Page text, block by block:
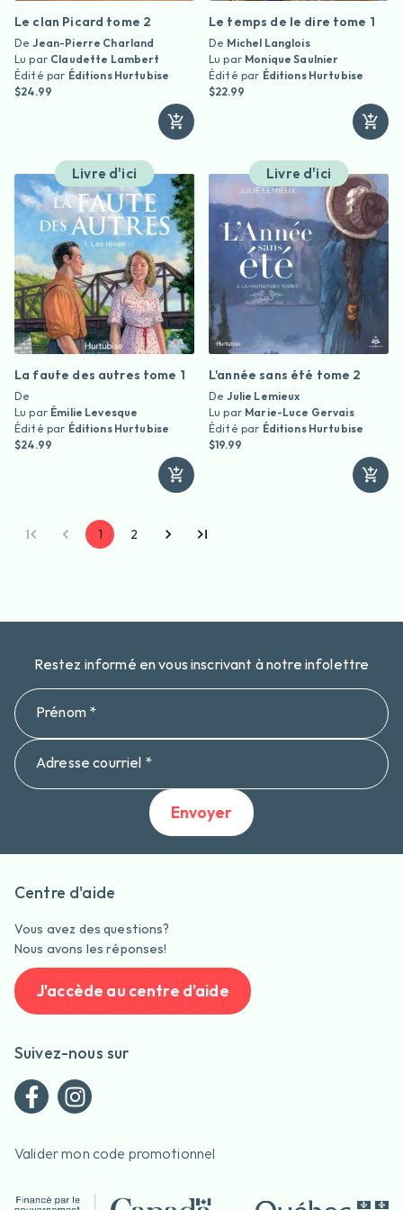
Le clan Picard tome 2
DeJean-Pierre Charland
Lu par Claudette Lambert
Édité par Éditions Hurtubise
$24.99
Le temps de le dire tome 1
De Michel Langlois
Lu par Monique Saulnier
Édité par Éditions Hurtubise
$22.99
Livre d'ici
La faute des autres tome 1
De
Lu par Émilie Levesque
Édité par Éditions Hurtubise
$24.99
Livre d'ici
L'année sans été tome 2
DeJulie Lemieux
Lu par Marie-Luce Gervais
Édité par Éditions Hurtubise
$19.99
1 2
Restez informé en vous inscrivant à notre infolettre
Prénom *
Adresse courriel *
Envoyer
Centre d'aide
Vous avez des questions?
Nous avons les réponses!
J'accède au centre d'aide
Suivez-nous sur
Valider mon code promotionnel